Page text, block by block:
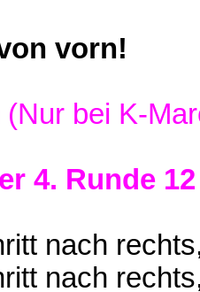
vorn!
(Nur bei K-
4. Runde
nach
nach